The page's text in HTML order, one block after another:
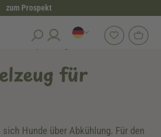
zum Prospekt
Wasserspielzeug für Hunde
für
Hunde über Abkühlung. Für den